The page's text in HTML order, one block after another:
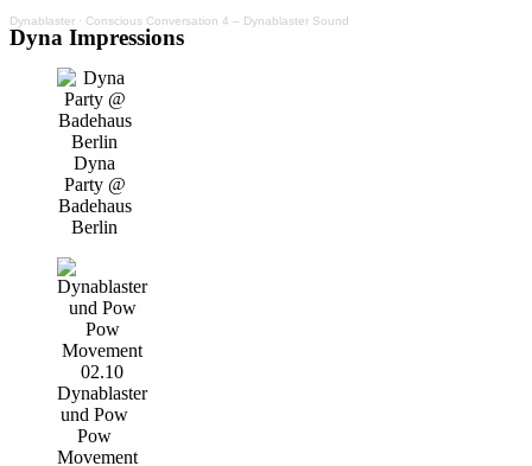
Dynablaster · Conscious Conversation 4 – Dynablaster Sound
Dyna Impressions
Dyna
Party @
Badehaus
Berlin
Dynablaster
und Pow
Pow
Movement